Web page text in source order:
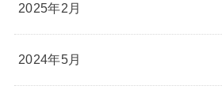
2025年2月
2024年5月